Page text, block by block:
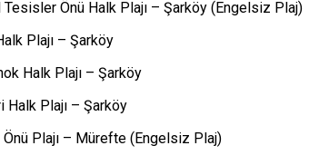
Önü Halk Plajı – Şarköy (Engelsiz Plaj)
Plajı – Şarköy
Halk Plajı – Şarköy
Halk Plajı – Şarköy
Plajı – Mürefte (Engelsiz Plaj)